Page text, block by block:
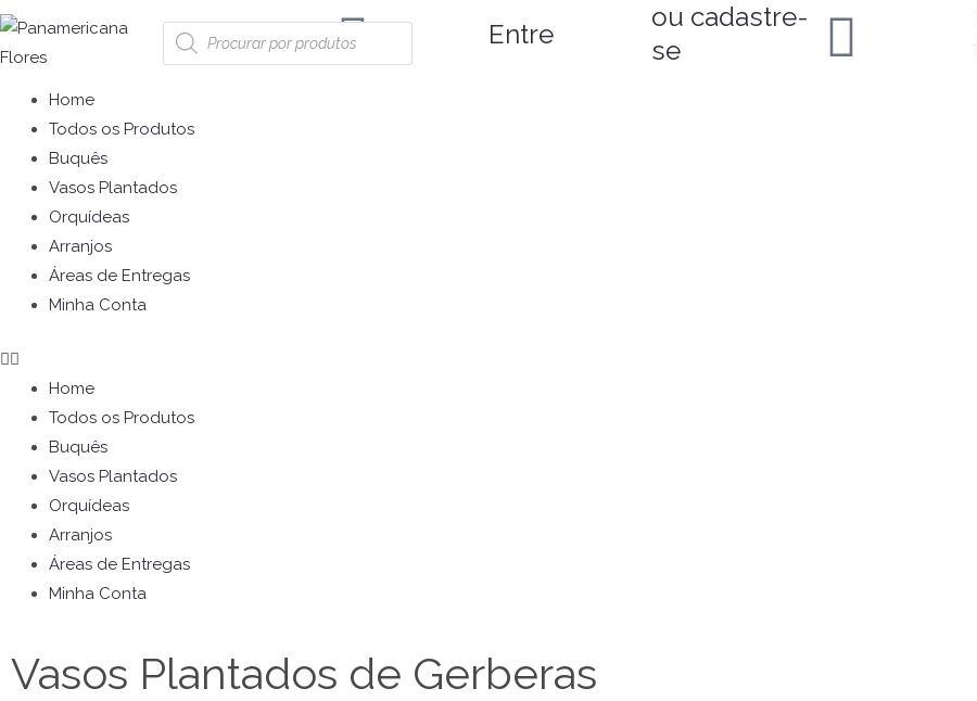
Ir
conteúdo
Pesquisar
produtos
Entre
ou cadastre-
se
Home
Todos os Produtos
Buquês
Vasos Plantados
Orquídeas
Arranjos
Áreas de Entregas
Minha Conta
Menu
Home
Todos os Produtos
Buquês
Vasos Plantados
Orquídeas
Arranjos
Áreas de Entregas
Minha Conta
Vasos Plantados de Gerberas